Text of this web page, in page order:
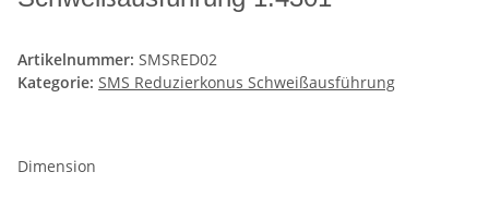
Artikelnummer: SMSRED02
Kategorie: SMS Reduzierkonus Schweißausführung
Dimension